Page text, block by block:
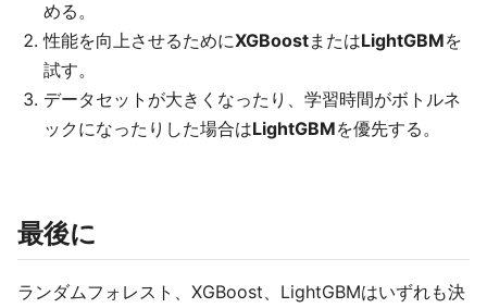
める。
性能を向上させるためにXGBoostまたはLightGBMを
試す。
データセットが大きくなったり、学習時間がボトルネ
ックになったりした場合はLightGBMを優先する。
最後に
ランダムフォレスト、XGBoost、LightGBMはいずれも決